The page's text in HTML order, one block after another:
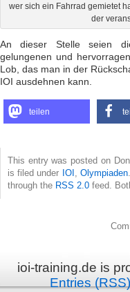
wer sich ein Fahrrad gemietet
der
An dieser Stelle seien
gelungenen und
Lob, das man in der
IOI ausdehnen kann.
teilen
This entry was posted on
is filed under IOI , Olympiaden
through the RSS 2.0 feed.
ioi-training.de is
Entries (RSS)